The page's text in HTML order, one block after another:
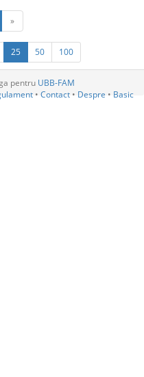
»
25 50 100
pentru UBB-FAM
• Contact • Despre • Basic